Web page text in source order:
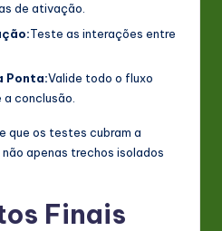
de ativação.
Teste as interações entre
Ponta:Valide todo o fluxo
conclusão.
que os testes cubram a
apenas trechos isolados
Finais